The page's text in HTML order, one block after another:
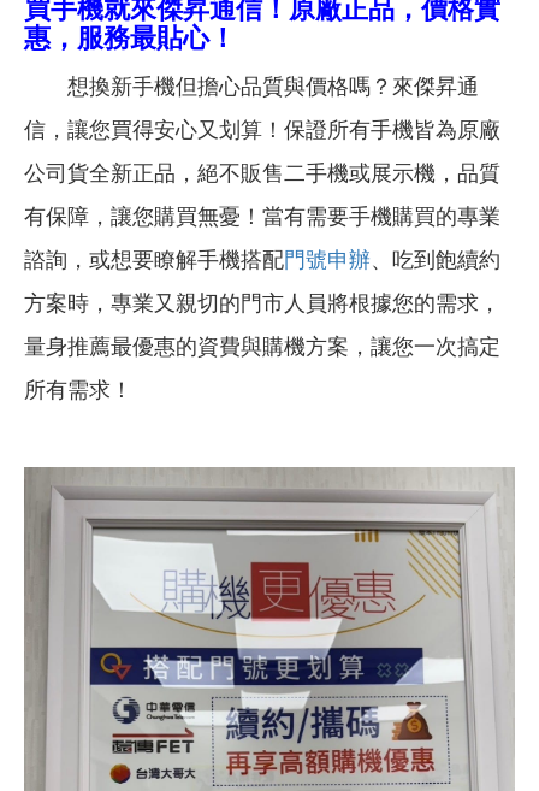
買手機就來傑昇通信！原廠正品，價格實
惠，服務最貼心！
想換新手機但擔心品質與價格嗎？來傑昇通
信，讓您買得安心又划算！保證所有手機皆為原廠
公司貨全新正品，絕不販售二手機或展示機，品質
有保障，讓您購買無憂！當有需要手機購買的專業
諮詢，或想要瞭解手機搭配門號申辦、吃到飽續約
方案時，專業又親切的門市人員將根據您的需求，
量身推薦最優惠的資費與購機方案，讓您一次搞定
所有需求！